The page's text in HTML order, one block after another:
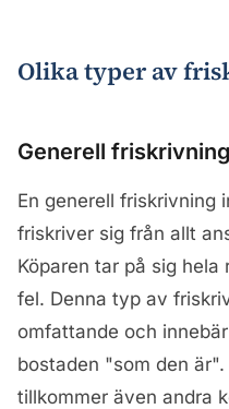
Olika typer av
Generell friskrivning
En generell friskrivning
friskriver sig från allt
Köparen tar på sig
fel. Denna typ av
omfattande och
bostaden "som den
tillkommer även andra